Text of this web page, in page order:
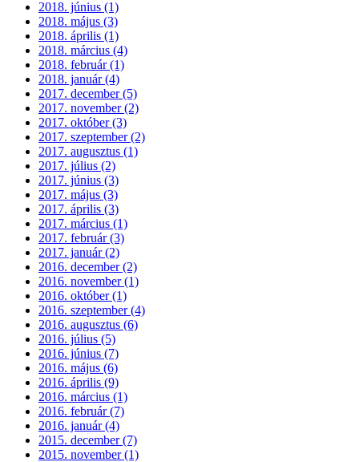
2018. június (1)
2018. május (3)
2018. április (1)
2018. március (4)
2018. február (1)
2018. január (4)
2017. december (5)
2017. november (2)
2017. október (3)
2017. szeptember (2)
2017. augusztus (1)
2017. július (2)
2017. június (3)
2017. május (3)
2017. április (3)
2017. március (1)
2017. február (3)
2017. január (2)
2016. december (2)
2016. november (1)
2016. október (1)
2016. szeptember (4)
2016. augusztus (6)
2016. július (5)
2016. június (7)
2016. május (6)
2016. április (9)
2016. március (1)
2016. február (7)
2016. január (4)
2015. december (7)
2015. november (1)